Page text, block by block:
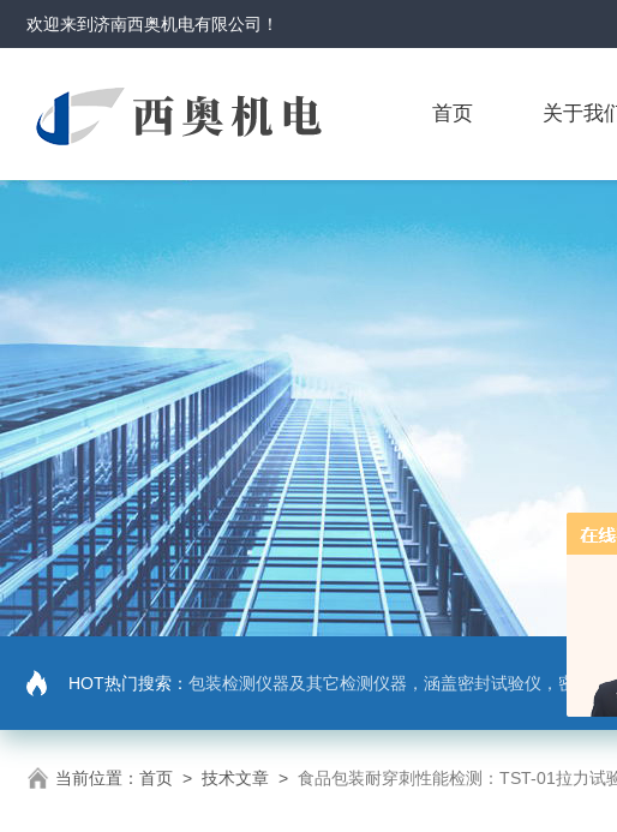
欢迎来到济南西奥机电有限公司 ！
首页 关于我
HOT热门搜索： 包装检测仪器及其它检测仪器，涵盖密封试验仪，密封与泄漏强度测试仪，拉力机，抗压机，热封试验仪，摩
当前位置： 首页 > 技术文章 > 食品包装耐穿刺性能检测：TST-01拉力试